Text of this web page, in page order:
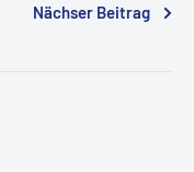
Nächser Beitrag